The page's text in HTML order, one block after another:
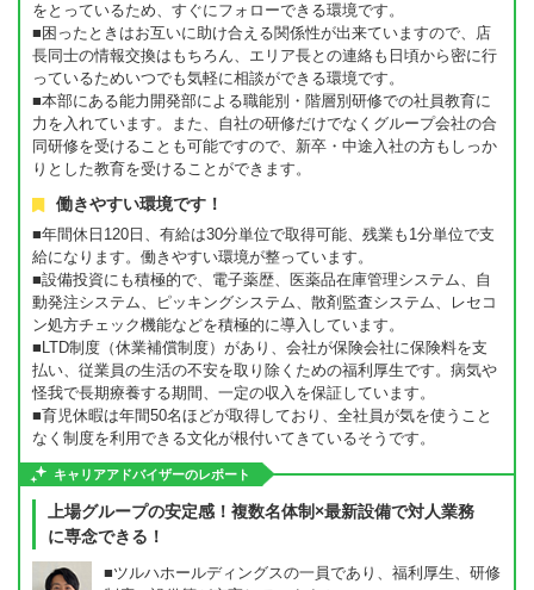
をとっているため、すぐにフォローできる環境です。
■困ったときはお互いに助け合える関係性が出来ていますので、店
長同士の情報交換はもちろん、エリア長との連絡も日頃から密に行
っているためいつでも気軽に相談ができる環境です。
■本部にある能力開発部による職能別・階層別研修での社員教育に
力を入れています。また、自社の研修だけでなくグループ会社の合
同研修を受けることも可能ですので、新卒・中途入社の方もしっか
りとした教育を受けることができます。
働きやすい環境です！
■年間休日120日、有給は30分単位で取得可能、残業も1分単位で支
給になります。働きやすい環境が整っています。
■設備投資にも積極的で、電子薬歴、医薬品在庫管理システム、自
動発注システム、ピッキングシステム、散剤監査システム、レセコ
ン処方チェック機能などを積極的に導入しています。
■LTD制度（休業補償制度）があり、会社が保険会社に保険料を支
払い、従業員の生活の不安を取り除くための福利厚生です。病気や
怪我で長期療養する期間、一定の収入を保証しています。
■育児休暇は年間50名ほどが取得しており、全社員が気を使うこと
なく制度を利用できる文化が根付いてきているそうです。
キャリアアドバイザーのレポート
上場グループの安定感！複数名体制×最新設備で対人業務
に専念できる！
■ツルハホールディングスの一員であり、福利厚生、研修